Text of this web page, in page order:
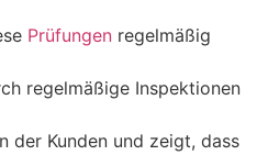
Prüfungen regelmäßig
regelmäßige Inspektionen
der Kunden und zeigt, dass